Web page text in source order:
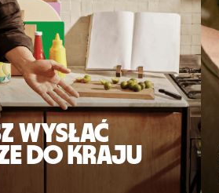
wysłać
do kraju